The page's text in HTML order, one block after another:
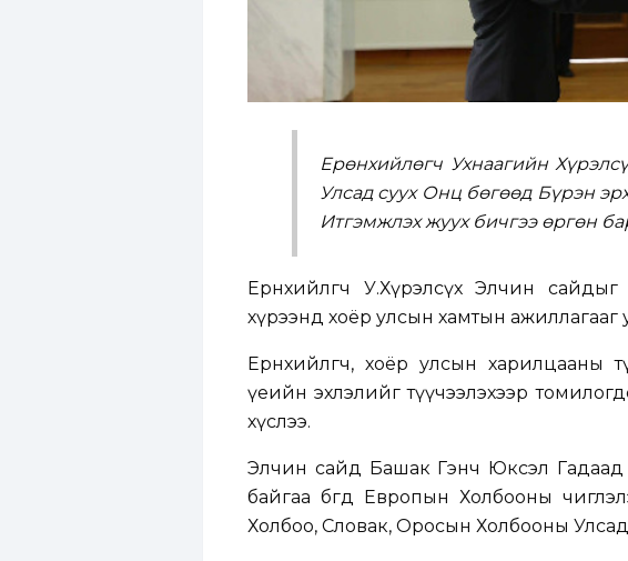
Ерөнхийлөгч Ухнаагийн
Улсад суух Онц бөгөөд Бүрэн
Итгэмжлэх жуух бичгээ өргөн
Ерөнхийлөгч У.Хүрэлсүх Элчин
хүрээнд хоёр улсын хамтын ажиллагааг
Ерөнхийлөгч, хоёр улсын
үеийн эхлэлийг түүчээлэхээр
хүслээ.
Элчин сайд Башак Гэнч Юксэл
байгаа бөгөөд Европын Холбооны
Холбоо, Словак, Оросын Холбооны